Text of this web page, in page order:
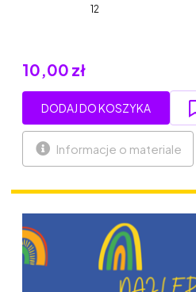
12
10,00 zł
DODAJ DO KOSZYKA
Informacje o materiale